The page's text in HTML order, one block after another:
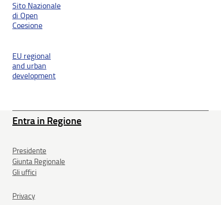
Sito Nazionale
di Open
Coesione
EU regional
and urban
development
Entra in Regione
Presidente
Giunta Regionale
Gli uffici
Privacy